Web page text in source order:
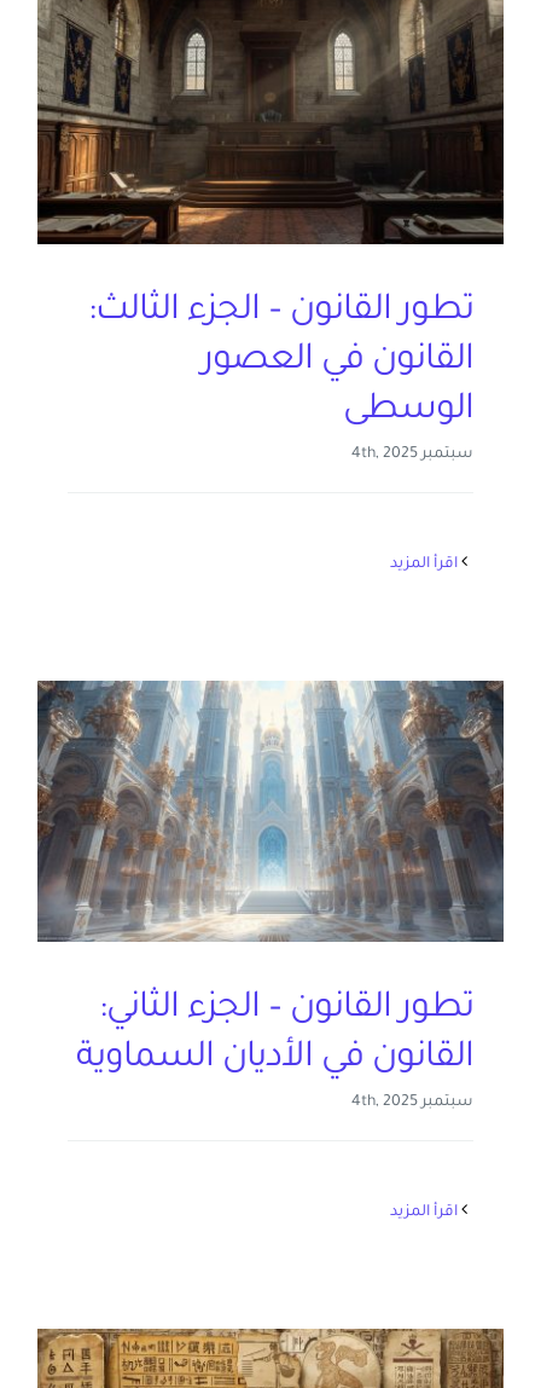
تطور القانون – الجزء الثالث:
القانون في العصور
الوسطى
سبتمبر 4th, 2025
تطور القانون – الجزء الثاني:
القانون في الأديان السماوية
سبتمبر 4th, 2025